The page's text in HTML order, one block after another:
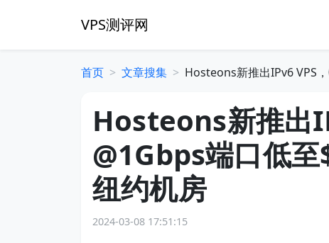
VPS测评网
首页 文章搜集 Hosteons新推出IPv6 VPS
Hosteons新推出
@1Gbps端口低
纽约机房
2024-03-08 17:51:15